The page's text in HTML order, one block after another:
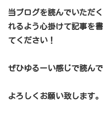
当ブログを読んでいただ
れるよう心掛けて記事を
てください！
ぜひゆるーい感じで読ん
よろしくお願い致します。